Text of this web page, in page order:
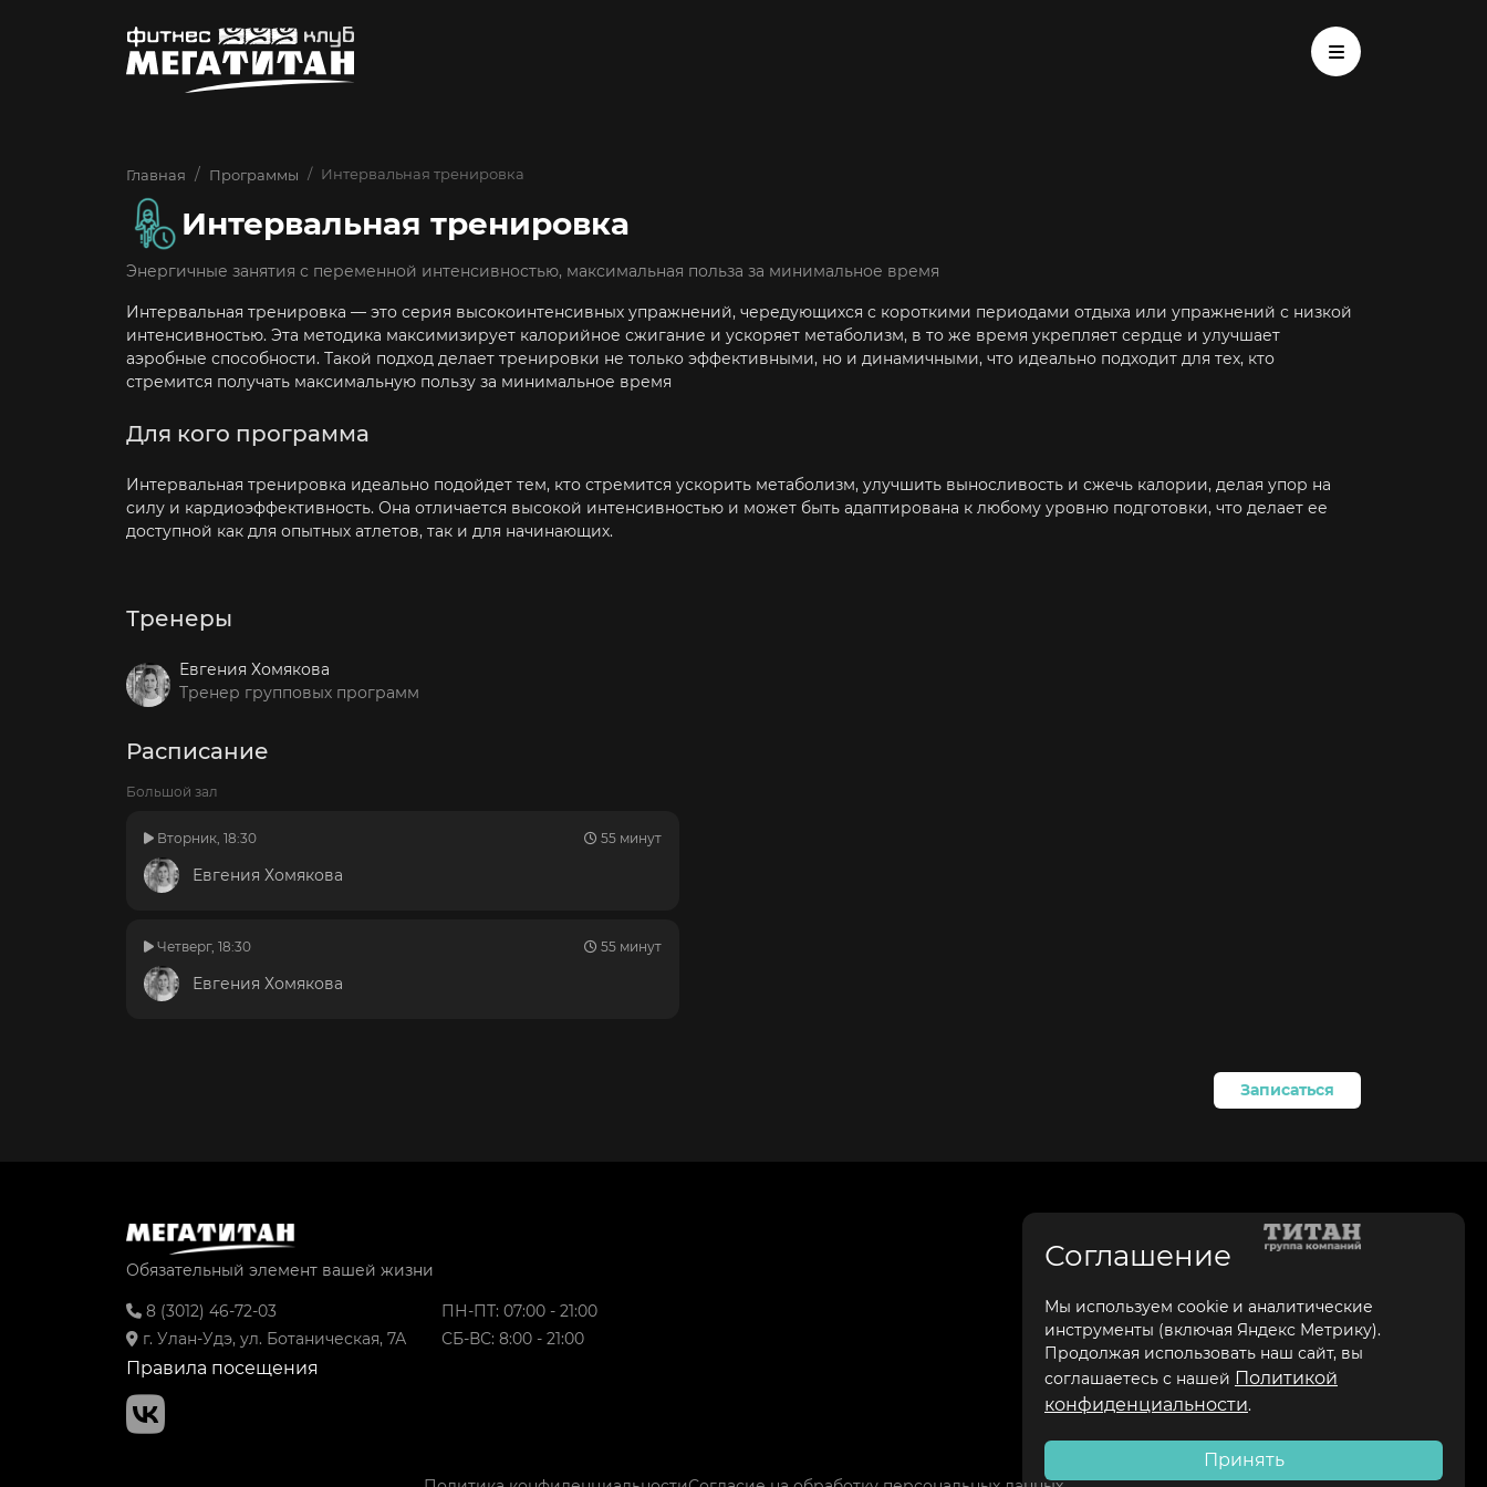
Главная Программы Интервальная тренировка
Интервальная тренировка
Энергичные занятия с переменной интенсивностью, максимальная польза за минимальное время
Интервальная тренировка — это серия высокоинтенсивных упражнений, чередующихся с короткими периодами отдыха или упражнений с низкой
интенсивностью. Эта методика максимизирует калорийное сжигание и ускоряет метаболизм, в то же время укрепляет сердце и улучшает
аэробные способности. Такой подход делает тренировки не только эффективными, но и динамичными, что идеально подходит для тех, кто
стремится получать максимальную пользу за минимальное время
Для кого программа
Интервальная тренировка идеально подойдет тем, кто стремится ускорить метаболизм, улучшить выносливость и сжечь калории, делая упор на
силу и кардиоэффективность. Она отличается высокой интенсивностью и может быть адаптирована к любому уровню подготовки, что делает ее
доступной как для опытных атлетов, так и для начинающих.
Тренеры
Евгения Хомякова
Тренер групповых программ
Расписание
Большой зал
Вторник, 18:30 55 минут
Евгения Хомякова
Четверг, 18:30 55 минут
Евгения Хомякова
Записаться
Соглашение
Мы используем cookie и аналитические
инструменты (включая Яндекс Метрику).
Продолжая использовать наш сайт, вы
соглашаетесь с нашей Политикой
конфиденциальности.
Принять
Обязательный элемент вашей жизни
8 (3012) 46-72-03
г. Улан-Удэ, ул. Ботаническая, 7А
Правила посещения
ПН-ПТ: 07:00 - 21:00
СБ-ВС: 8:00 - 21:00